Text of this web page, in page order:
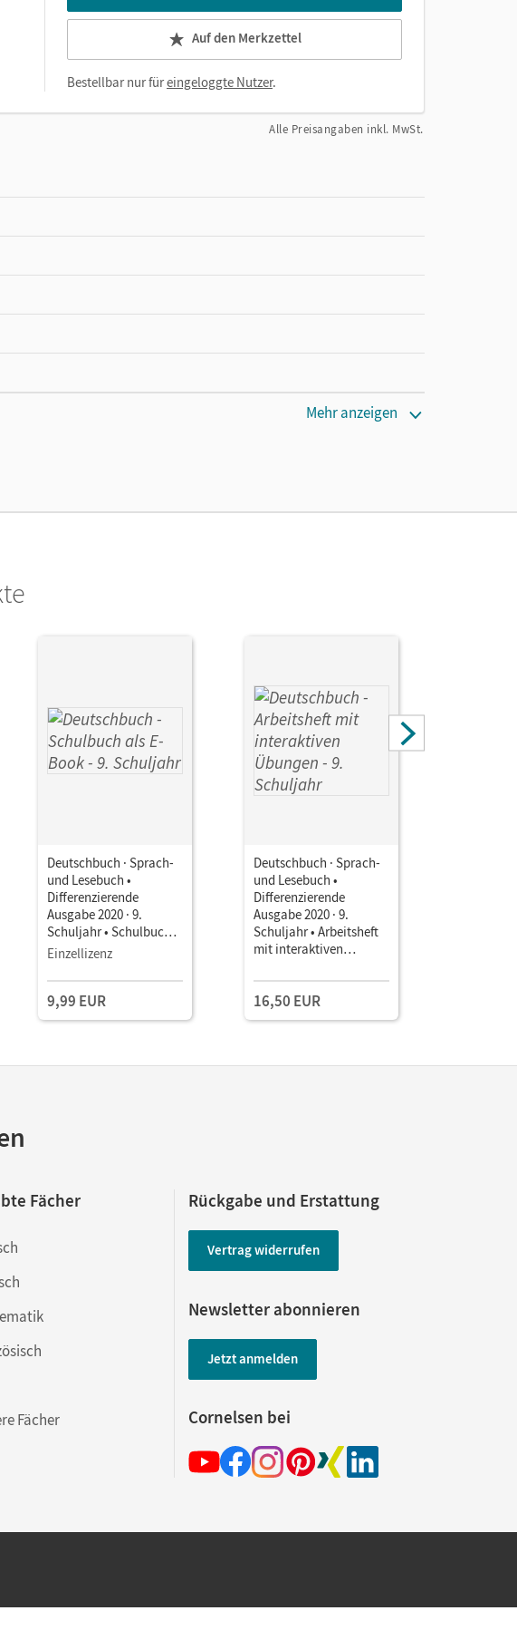
Auf den Merkzettel
Bestellbar nur füreingeloggte Nutzer.
Alle Preisangaben inkl. MwSt.
Mehr anzeigen
Deutschbuch · Sprach-
und Lesebuch •
Differenzierende
Ausgabe 2020 · 9.
Schuljahr • Schulbuch
als E-Book Mit Medien
Einzellizenz
9,99 EUR
Deutschbuch · Sprach-
und Lesebuch •
Differenzierende
Ausgabe 2020 · 9.
Schuljahr • Arbeitsheft
mit interaktiven
16,50 EUR
Fächer
Fächer
Rückgabe und Erstattung
Vertrag widerrufen
Newsletter abonnieren
Jetzt anmelden
Cornelsen bei